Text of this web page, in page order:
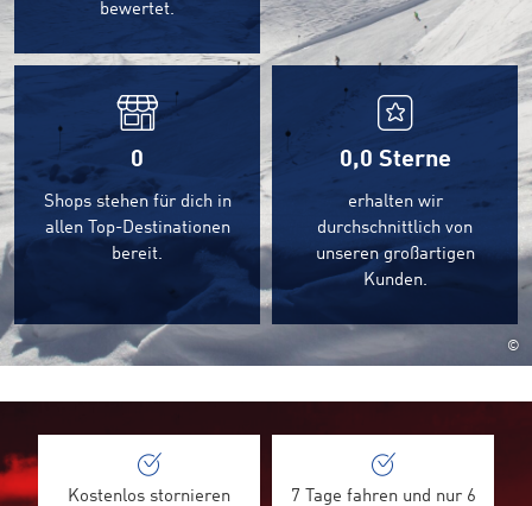
bewertet.
0
Shops stehen für dich in
allen Top-Destinationen
bereit.
0,0 Sterne
erhalten wir
durchschnittlich von
unseren großartigen
Kunden.
©
Kostenlos stornieren
7 Tage fahren und nur 6